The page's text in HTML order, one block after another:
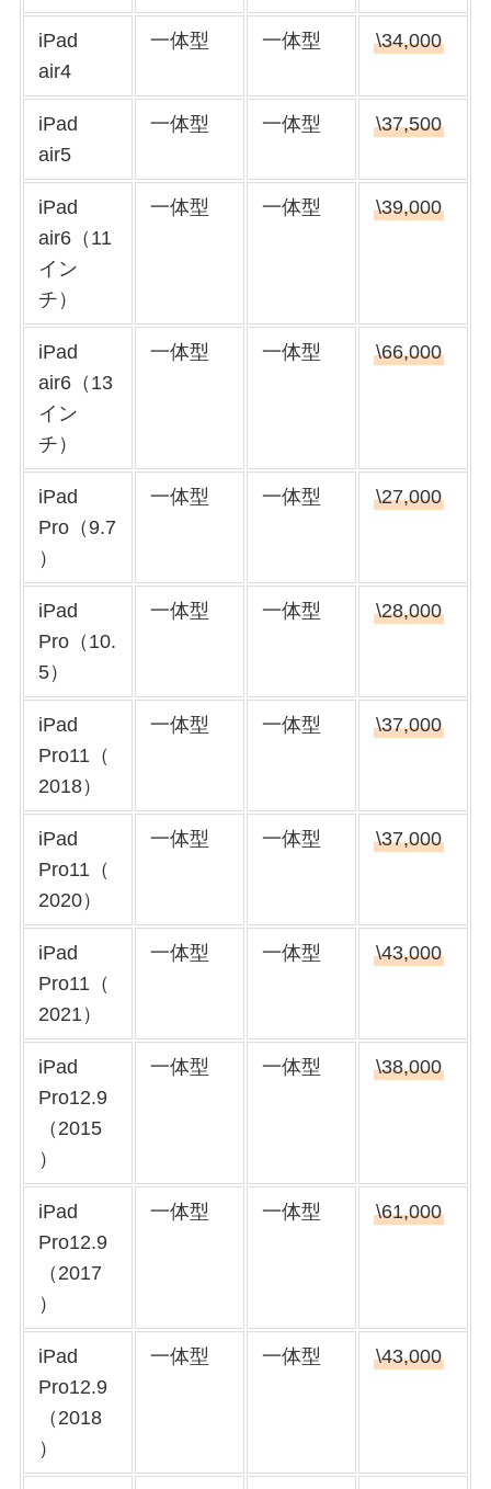
iPad
air4
一体型 一体型 \34,000
iPad
air5
一体型 一体型 \37,500
iPad
air6（11
イン
チ）
一体型 一体型 \39,000
iPad
air6（13
イン
チ）
一体型 一体型 \66,000
iPad
Pro（9.7
）
一体型 一体型 \27,000
iPad
Pro（10.
5）
一体型 一体型 \28,000
iPad
Pro11（
2018）
一体型 一体型 \37,000
iPad
Pro11（
2020）
一体型 一体型 \37,000
iPad
Pro11（
2021）
一体型 一体型 \43,000
iPad
Pro12.9
（2015
）
一体型 一体型 \38,000
iPad
Pro12.9
（2017
）
一体型 一体型 \61,000
iPad
Pro12.9
（2018
）
一体型 一体型 \43,000